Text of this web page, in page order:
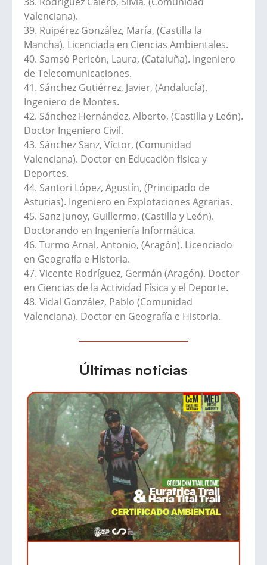
Valenciana).
39. Ruipérez González, María, (Castilla la
Mancha). Licenciada en Ciencias Ambientales.
40. Samsó Pericón, Laura, (Cataluña). Ingeniero
de Telecomunicaciones.
41. Sánchez Gutiérrez, Javier, (Andalucía).
Ingeniero de Montes.
42. Sánchez Hernández, Alberto, (Castilla y León).
Doctor Ingeniero Civil.
43. Sánchez Sanz, Víctor, (Comunidad
Valenciana). Doctor en Educación física y
Deportes.
44. Santori López, Agustín, (Principado de
Asturias). Ingeniero en Explotaciones Agrarias.
45. Sanz Junoy, Guillermo, (Castilla y León).
Doctorando en Ingeniería Informática.
46. Turmo Arnal, Antonio, (Aragón). Licenciado
en Geografía e Historia.
47. Vicente Rodríguez, Germán (Aragón). Doctor
en Ciencias de la Actividad Física y el Deporte.
48. Vidal González, Pablo (Comunidad
Valenciana). Doctor en Geografía e Historia.
Últimas noticias